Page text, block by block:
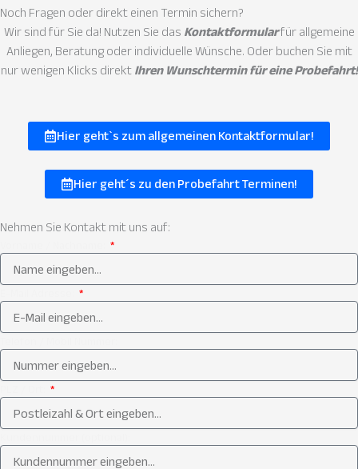
Noch Fragen oder direkt einen Termin sichern?
Wir sind für Sie da! Nutzen Sie das Kontaktformularfür allgemeine
Anliegen, Beratung oder individuelle Wünsche. Oder buchen Sie mit
nur wenigen Klicks direktIhren Wunschtermin für eine Probefahrt!
Hier geht`s zum allgemeinen Kontaktformular!
Hier geht´s zu den Probefahrt Terminen!
Nehmen Sie Kontakt mit uns auf: